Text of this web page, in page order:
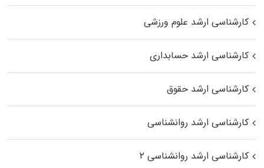
کارشناسی ارشد علوم ورزشی
کارشناسی ارشد حسابداری
کارشناسی ارشد حقوق
کارشناسی ارشد روانشناسی
کارشناسی ارشد روانشناسی ۲